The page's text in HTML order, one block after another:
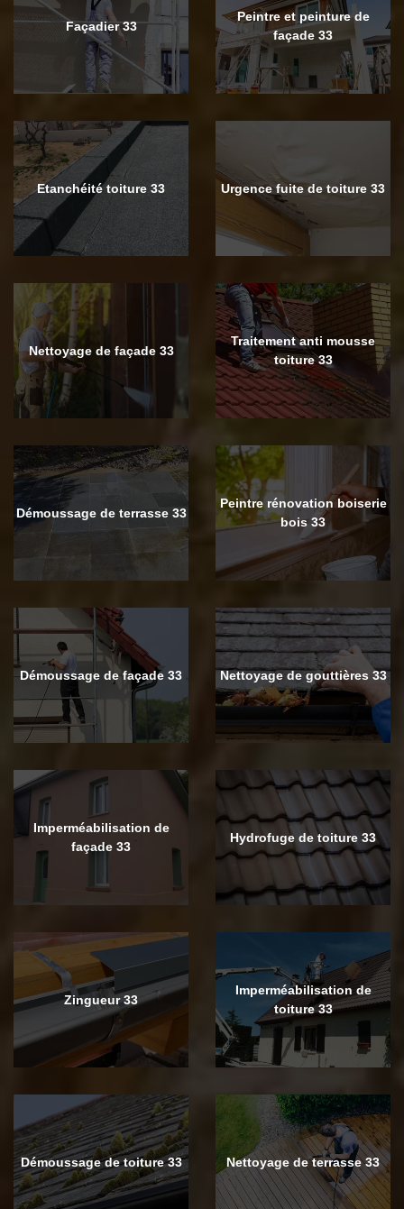
Façadier 33
Peintre et peinture de
façade 33
Etanchéité toiture 33 Urgence fuite de toiture 33
Nettoyage de façade 33
Traitement anti mousse
toiture 33
Démoussage de terrasse 33
Peintre rénovation boiserie
bois 33
Démoussage de façade 33 Nettoyage de gouttières 33
Imperméabilisation de
façade 33
Hydrofuge de toiture 33
Zingueur 33
Imperméabilisation de
toiture 33
Démoussage de toiture 33 Nettoyage de terrasse 33